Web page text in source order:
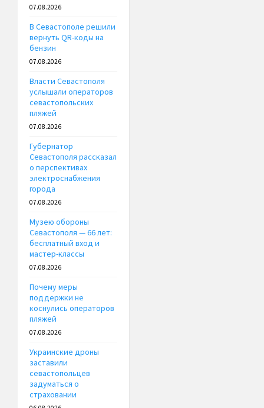
07.08.2026
В Севастополе решили
вернуть QR-коды на
бензин
07.08.2026
Власти Севастополя
услышали операторов
севастопольских
пляжей
07.08.2026
Губернатор
Севастополя рассказал
о перспективах
электроснабжения
города
07.08.2026
Музею обороны
Севастополя — 66 лет:
бесплатный вход и
мастер-классы
07.08.2026
Почему меры
поддержки не
коснулись операторов
пляжей
07.08.2026
Украинские дроны
заставили
севастопольцев
задуматься о
страховании